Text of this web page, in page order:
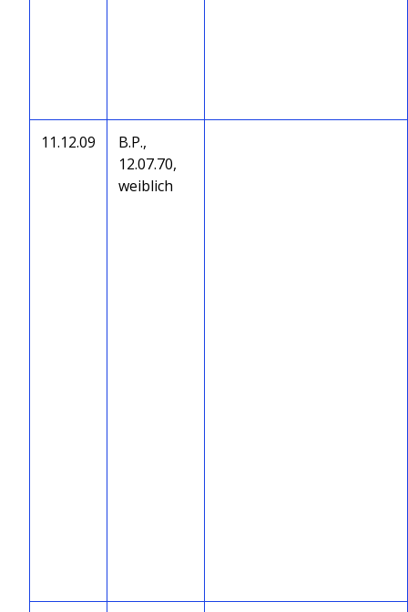
11.12.09
B.P.,
12.07.70,
weiblich